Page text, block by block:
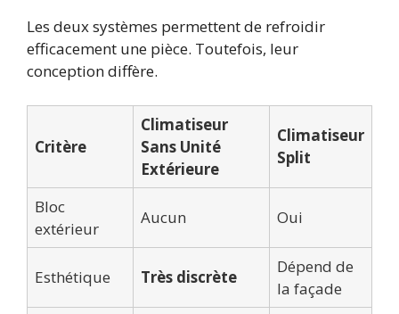
Les deux systèmes permettent de refroidir
efficacement une pièce. Toutefois, leur
conception diffère.
Critère
Climatiseur
Sans Unité
Extérieure
Climatiseur
Split
Bloc
extérieur
Aucun Oui
Esthétique Très discrète
Dépend de
la façade